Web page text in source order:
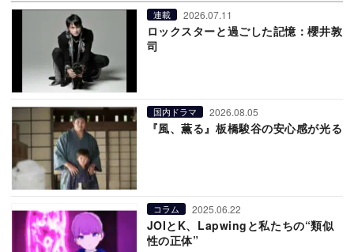
連載 2026.07.11
ロックスターと過ごした記憶：櫻井敦
司
国内ドラマ 2026.08.05
『風、薫る』板橋駿谷の安心感が光る
コラム 2025.06.22
JOIとK、Lapwingと私たちの“類似
性の正体”